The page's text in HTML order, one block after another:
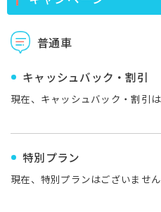
普通車
キャッシュバック・割引
現在、キャッシュバック・割引は
特別プラン
現在、特別プランはございません